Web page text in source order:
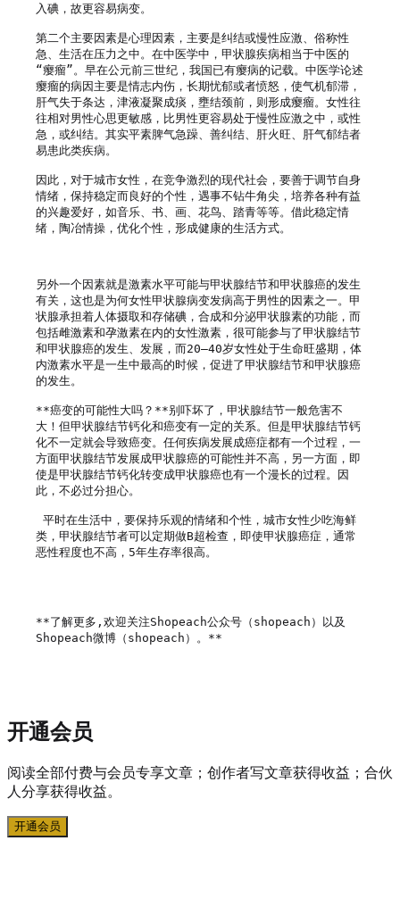
入碘，故更容易病变。
第二个主要因素是心理因素，主要是纠结或慢性应激、俗称性
急、生活在压力之中。在中医学中，甲状腺疾病相当于中医的
“瘿瘤”。早在公元前三世纪，我国已有瘿病的记载。中医学论述
瘿瘤的病因主要是情志内伤，长期忧郁或者愤怒，使气机郁滞，
肝气失于条达，津液凝聚成痰，壅结颈前，则形成瘿瘤。女性往
往相对男性心思更敏感，比男性更容易处于慢性应激之中，或性
急，或纠结。其实平素脾气急躁、善纠结、肝火旺、肝气郁结者
易患此类疾病。
因此，对于城市女性，在竞争激烈的现代社会，要善于调节自身
情绪，保持稳定而良好的个性，遇事不钻牛角尖，培养各种有益
的兴趣爱好，如音乐、书、画、花鸟、踏青等等。借此稳定情
绪，陶冶情操，优化个性，形成健康的生活方式。
另外一个因素就是激素水平可能与甲状腺结节和甲状腺癌的发生
有关，这也是为何女性甲状腺病变发病高于男性的因素之一。甲
状腺承担着人体摄取和存储碘，合成和分泌甲状腺素的功能，而
包括雌激素和孕激素在内的女性激素，很可能参与了甲状腺结节
和甲状腺癌的发生、发展，而20—40岁女性处于生命旺盛期，体
内激素水平是一生中最高的时候，促进了甲状腺结节和甲状腺癌
的发生。
**癌变的可能性大吗？**别吓坏了，甲状腺结节一般危害不
大！但甲状腺结节钙化和癌变有一定的关系。但是甲状腺结节钙
化不一定就会导致癌变。任何疾病发展成癌症都有一个过程，一
方面甲状腺结节发展成甲状腺癌的可能性并不高，另一方面，即
使是甲状腺结节钙化转变成甲状腺癌也有一个漫长的过程。因
此，不必过分担心。
平时在生活中，要保持乐观的情绪和个性，城市女性少吃海鲜
类，甲状腺结节者可以定期做B超检查，即使甲状腺癌症，通常
恶性程度也不高，5年生存率很高。
**了解更多,欢迎关注Shopeach公众号（shopeach）以及
Shopeach微博（shopeach）。**
开通会员
阅读全部付费与会员专享文章；创作者写文章获得收益；合伙
人分享获得收益。
开通会员